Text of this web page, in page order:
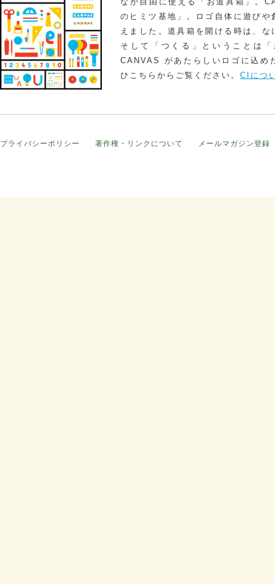
のヒミツ基地」。ロゴ自体に遊び
えました。道具箱を開ける時は、
そして「つくる」ということは
CANVAS があたらしいロゴに込め
ひこちらからご覧ください。 CIにつ
プライバシーポリシー 著作権・リンクについて メールマガジン登録